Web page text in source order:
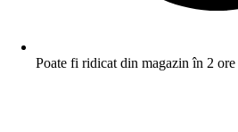
Poate fi ridicat din magazin în 2 ore